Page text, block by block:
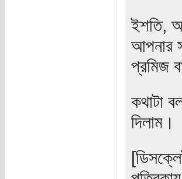
ইশতি,
আপনার
প্রমিজ
কথাটা
দিলাম।